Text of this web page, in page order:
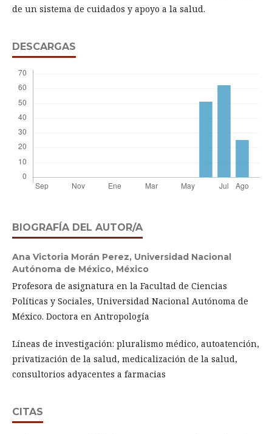
de un sistema de cuidados y apoyo a la salud.
DESCARGAS
BIOGRAFÍA DEL AUTOR/A
Ana Victoria Morán Perez, Universidad Nacional
Autónoma de México, México
Profesora de asignatura en la Facultad de Ciencias
Políticas y Sociales, Universidad Nacional Autónoma de
México. Doctora en Antropología
Líneas de investigación: pluralismo médico, autoatención,
privatización de la salud, medicalización de la salud,
consultorios adyacentes a farmacias
CITAS